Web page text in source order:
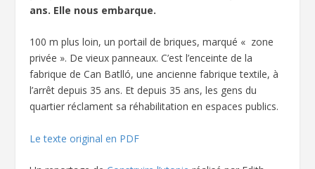
ans. Elle nous embarque.
100 m plus loin, un portail de briques, marqué « zone
privée ». De vieux panneaux. C’est l’enceinte de la
fabrique de Can Batlló, une ancienne fabrique textile, à
l’arrêt depuis 35 ans. Et depuis 35 ans, les gens du
quartier réclament sa réhabilitation en espaces publics.
Le texte original en PDF